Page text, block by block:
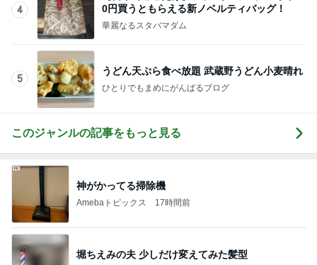
4
0円買うともらえる新ノベルティバッグ！
華麗なるスタバマダム
5
うどん天ぷら食べ放題 武蔵野うどん小麦晴れ
ひとりでもまめにがんばるブログ
このジャンルの記事をもっと見る
神がかってる掃除機
Amebaトピックス 17時間前
堀ちえみの夫 少しだけ変えてみた髪型